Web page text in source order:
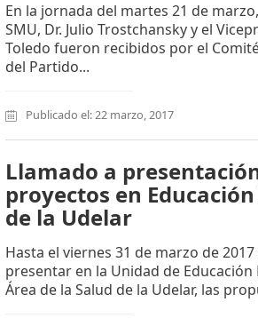
En la jornada del martes 21 de
SMU, Dr. Julio Trostchansky y el
Toledo fueron recibidos por el
del Partido...
Publicado el: 22 marzo, 2017
Llamado a
proyectos en
de la Udelar
Hasta el viernes 31 de marzo de
presentar en la Unidad de
Área de la Salud de la Udelar, las